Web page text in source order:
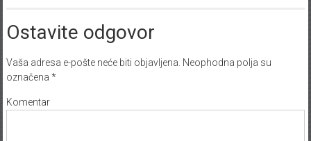
Ostavite odgovor
Vaša adresa e-pošte neće biti objavljena. Neophodna polja su
označena *
Komentar